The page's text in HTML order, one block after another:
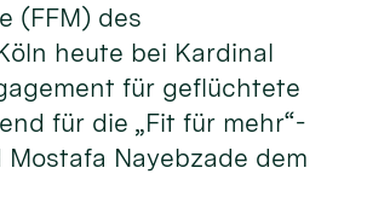
(FFM) des
heute bei Kardinal
für geflüchtete
für die „Fit für mehr“-
Nayebzade dem